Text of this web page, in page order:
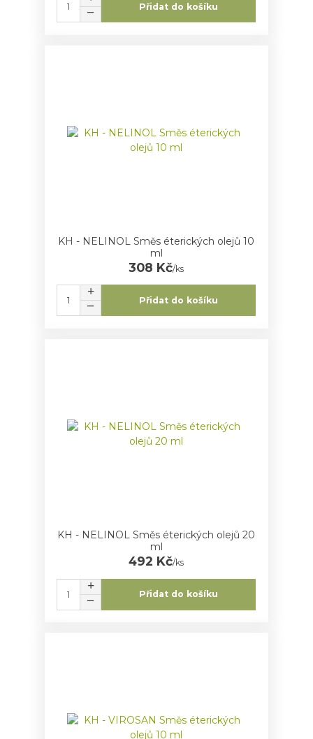
Přidat do košíku
KH - NELINOL Směs éterických olejů 10
ml
308 Kč/ks
Přidat do košíku
KH - NELINOL Směs éterických olejů 20
ml
492 Kč/ks
Přidat do košíku